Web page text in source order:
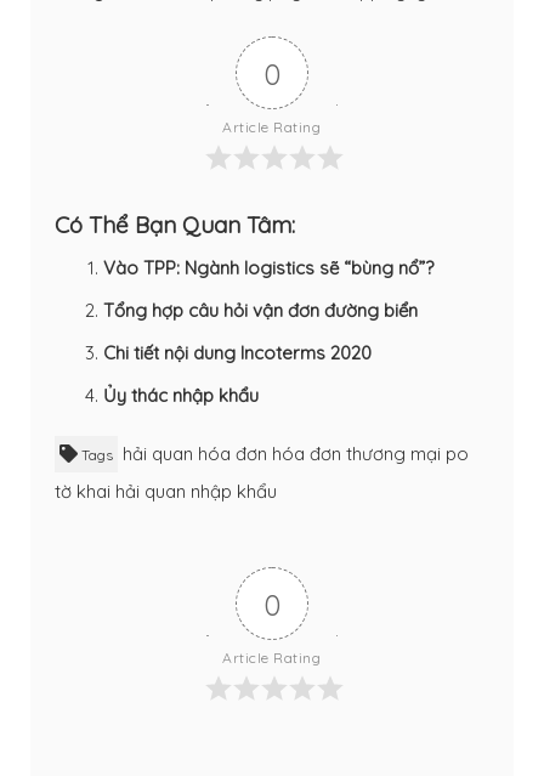
0
Article Rating
Có Thể Bạn Quan Tâm:
Vào TPP: Ngành logistics sẽ “bùng nổ”?
Tổng hợp câu hỏi vận đơn đường biển
Chi tiết nội dung Incoterms 2020
Ủy thác nhập khẩu
Tags hải quan hóa đơn hóa đơn thương mại po
tờ khai hải quan nhập khẩu
0
Article Rating